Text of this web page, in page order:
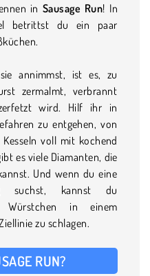
in Sausage Run! In
betrittst du ein paar
annimmst, ist es, zu
zermalmt, verbrannt
wird. Hilf ihr in
zu entgehen, von
voll mit kochend
es viele Diamanten, die
Und wenn du eine
suchst, kannst du
Würstchen in einem
zu schlagen.
RUN?